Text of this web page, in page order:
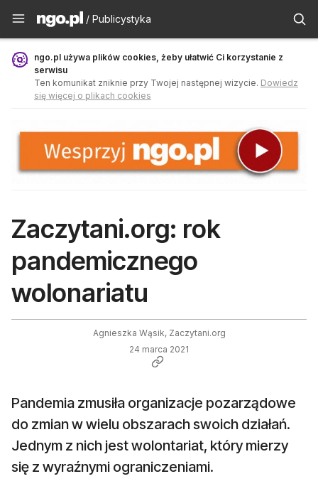
Publicystyka - ngo.pl
/ Publicystyka
ngo.pl używa plików cookies, żeby ułatwić Ci korzystanie z
serwisu
Ten komunikat zniknie przy Twojej następnej wizycie. Dowiedz
się więcej o plikach cookies
Zaczytani.org: rok
pandemicznego
wolonariatu
Agnieszka Wąsik, Zaczytani.org
24 marca 2021
Pandemia zmusiła organizacje pozarządowe
do zmian w wielu obszarach swoich działań.
Jednym z nich jest wolontariat, który mierzy
się z wyraźnymi ograniczeniami.